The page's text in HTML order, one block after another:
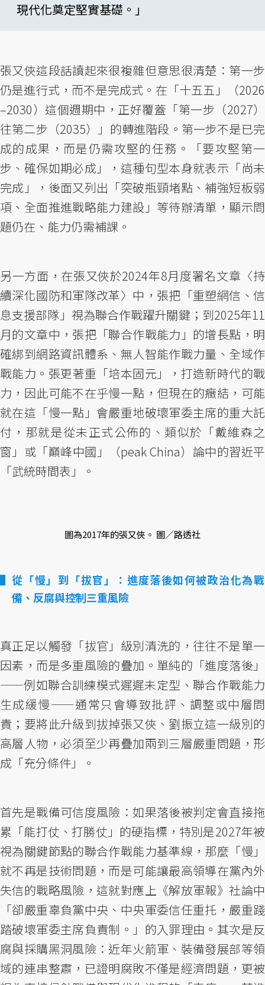
現代化奠定堅實基礎。」
張又俠這段話讀起來很複雜但意思很清楚：第一步
仍是進行式，而不是完成式。在「十五五」（2026
–2030）這個週期中，正好覆蓋「第一步（2027）
往第二步（2035）」的轉進階段。第一步不是已完
成的成果，而是仍需攻堅的任務。「要攻堅第一
步、確保如期必成」，這種句型本身就表示「尚未
完成」，後面又列出「突破瓶頸堵點、補強短板弱
項、全面推進戰略能力建設」等待辦清單，顯示問
題仍在、能力仍需補課。
另一方面，在張又俠於2024年8月度署名文章〈持
續深化國防和軍隊改革〉中，張把「重塑網信、信
息支援部隊」視為聯合作戰躍升關鍵；到2025年11
月的文章中，張把「聯合作戰能力」的增長點，明
確綁到網路資訊體系、無人智能作戰力量、全域作
戰能力。張更著重「培本固元」，打造新時代的戰
力，因此可能不在乎慢一點，但現在的癥結，可能
就在這「慢一點」會嚴重地破壞軍委主席的重大託
付，那就是從未正式公佈的、類似於「戴維森之
窗」或「巔峰中國」（peak China）論中的習近平
「武統時間表」。
圖為2017年的張又俠。 圖／路透社
從「慢」到「拔官」：進度落後如何被政治化為戰
備、反腐與控制三重風險
真正足以觸發「拔官」級別清洗的，往往不是單一
因素，而是多重風險的疊加。單純的「進度落後」
——例如聯合訓練模式遲遲未定型、聯合作戰能力
生成緩慢——通常只會導致批評、調整或中層問
責；要將此升級到拔掉張又俠、劉振立這一級別的
高層人物，必須至少再疊加兩到三層嚴重問題，形
成「充分條件」。
首先是戰備可信度風險：如果落後被判定會直接拖
累「能打仗、打勝仗」的硬指標，特別是2027年被
視為關鍵節點的聯合作戰能力基準線，那麼「慢」
就不再是技術問題，而是可能讓最高領導在黨內外
失信的戰略風險，這就對應上《解放軍報》社論中
「卻嚴重辜負黨中央、中央軍委信任重托，嚴重踐
踏破壞軍委主席負責制。」的入罪理由。其次是反
腐與採購黑洞風險：近年火箭軍、裝備發展部等領
域的連串整肅，已證明腐敗不僅是經濟問題，更被